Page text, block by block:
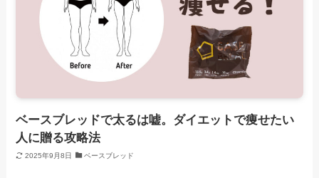
ベースブレッドで太るは嘘。ダイエットで痩せたい
人に贈る攻略法
2025年9月8日 ベースブレッド